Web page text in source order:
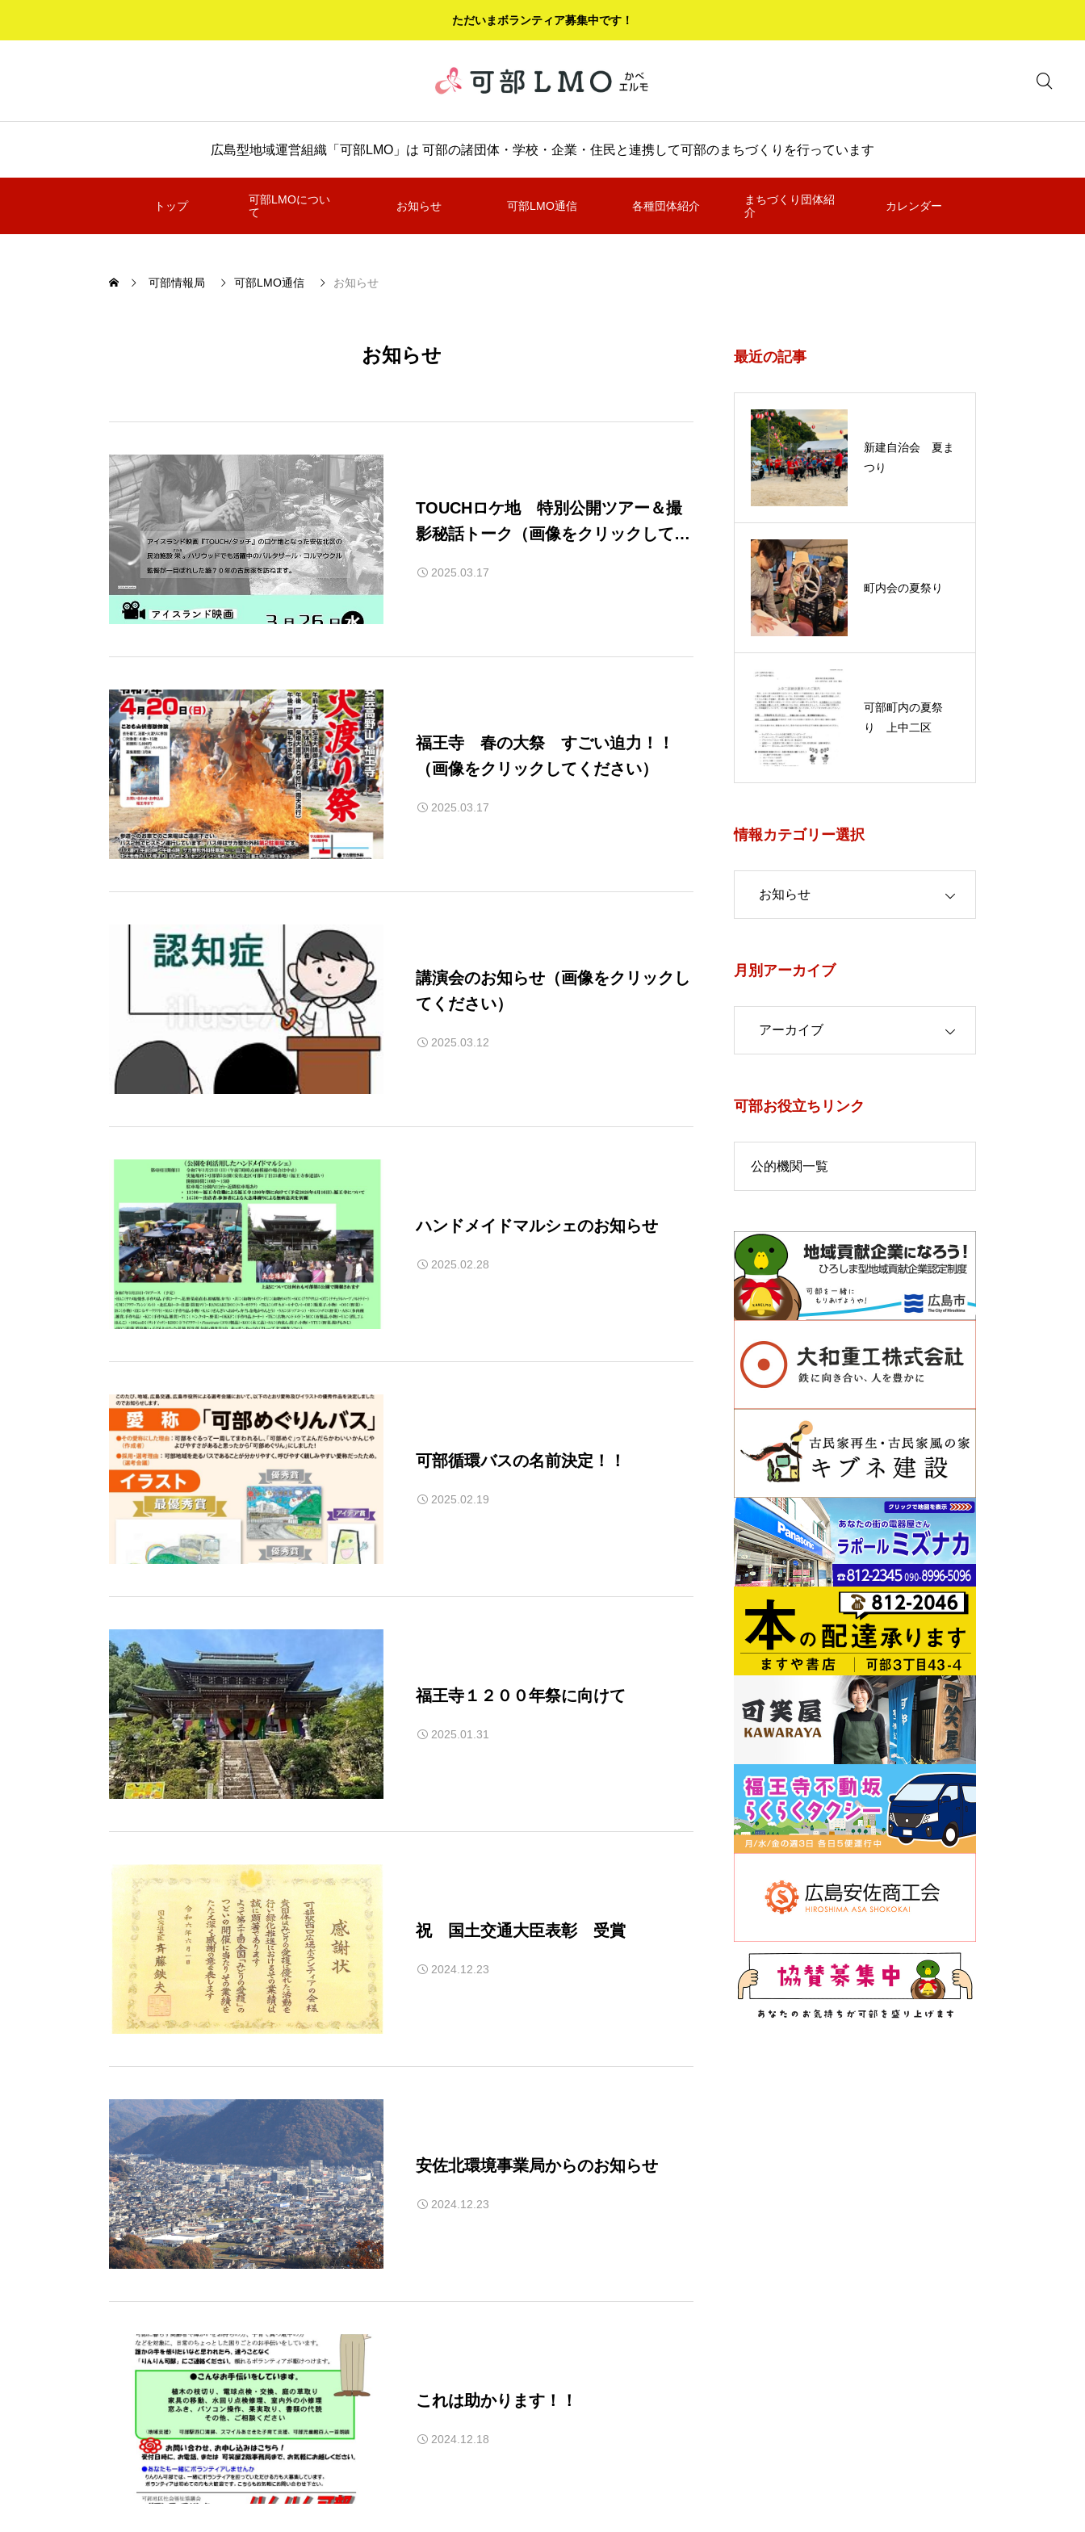
ただいまボランティア募集中です！
広島型地域運営組織「可部LMO」は 可部の諸団体・学校・企業・住民と連携して可部のまちづくりを行っています
トップ
可部LMOについ
て
お知らせ 可部LMO通信 各種団体紹介
まちづくり団体紹
介
カレンダー
可部情報局 可部LMO通信 お知らせ
お知らせ
TOUCHロケ地 特別公開ツアー＆撮
影秘話トーク（画像をクリックしてく
2025.03.17
福王寺 春の大祭 すごい迫力！！
（画像をクリックしてください）
2025.03.17
講演会のお知らせ（画像をクリックし
てください）
2025.03.12
ハンドメイドマルシェのお知らせ
2025.02.28
可部循環バスの名前決定！！
2025.02.19
福王寺１２００年祭に向けて
2025.01.31
祝 国土交通大臣表彰 受賞
2024.12.23
安佐北環境事業局からのお知らせ
2024.12.23
これは助かります！！
2024.12.18
最近の記事
新建自治会 夏ま
つり
町内会の夏祭り
可部町内の夏祭
り 上中二区
情報カテゴリー選択
月別アーカイブ
可部お役立ちリンク
公的機関一覧